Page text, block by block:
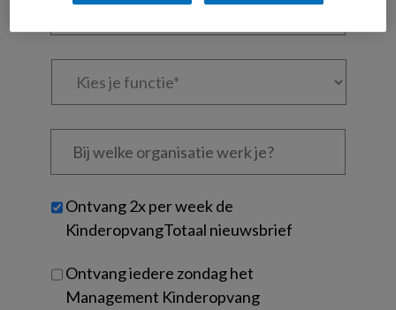
wachtwoord* *
Kies
Bij
welke
je?
Untitled
Ontvang 2x per week de
KinderopvangTotaal nieuwsbrief
Ontvang iedere zondag het
Management Kinderopvang